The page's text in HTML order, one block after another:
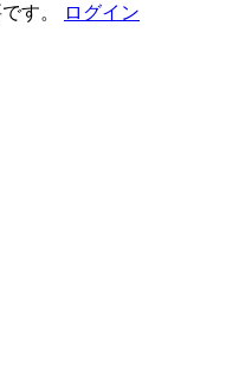
す。 ログイン